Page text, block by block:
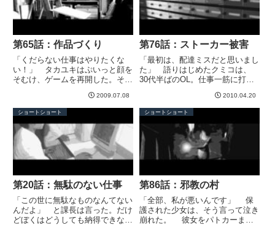
第65話：作品づくり
「くだらない仕事はやりたくな
い！」 タカユキはぷいっと顔を
そむけ、ゲームを再開した。その
「くだらない仕事かどうか、書類
を見なさいよ！」 書類の束を突
きつけるが、タカユキはゲーム画
面から目を離さない。私も意地に
な...
2009.07.08
第76話：ストーカー被害
「最初は、配達ミスだと思いまし
た」 語りはじめたクミコは、
30代半ばのOL。仕事一筋に打ち
し・彼氏ナシ。「女性の社会進
出」の最前線で戦って、気づいた
ら孤立していたってタイプだ。
そこそこ整った顔立ちだが、なん
と...
2010.04.20
ショートショート
第20話：無駄のない仕事
「この世に無駄なものなんてない
んだよ」 と課長は言った。だけ
どぼくはどうしても納得できなか
ショートショート
第86話：邪教の村
「全部、私が悪いんです」 保
護された少女は、そう言って泣き
崩れた。 彼女をパトカーまで